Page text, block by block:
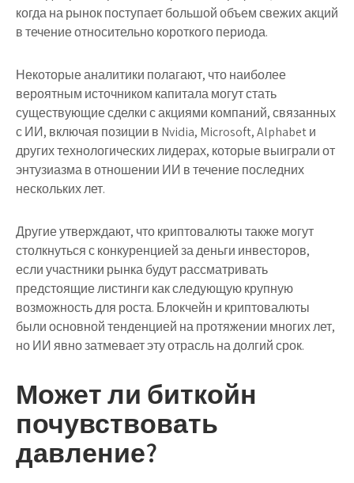
когда на рынок поступает большой объем свежих акций
в течение относительно короткого периода.
Некоторые аналитики полагают, что наиболее
вероятным источником капитала могут стать
существующие сделки с акциями компаний, связанных
с ИИ, включая позиции в Nvidia, Microsoft, Alphabet и
других технологических лидерах, которые выиграли от
энтузиазма в отношении ИИ в течение последних
нескольких лет.
Другие утверждают, что криптовалюты также могут
столкнуться с конкуренцией за деньги инвесторов,
если участники рынка будут рассматривать
предстоящие листинги как следующую крупную
возможность для роста. Блокчейн и криптовалюты
были основной тенденцией на протяжении многих лет,
но ИИ явно затмевает эту отрасль на долгий срок.
Может ли биткойн
почувствовать
давление?